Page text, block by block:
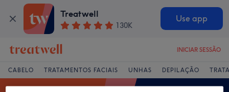
Treatwell
130K
Use app
INICIAR SESSÃO
CABELO TRATAMENTOS FACIAIS UNHAS DEPILAÇÃO